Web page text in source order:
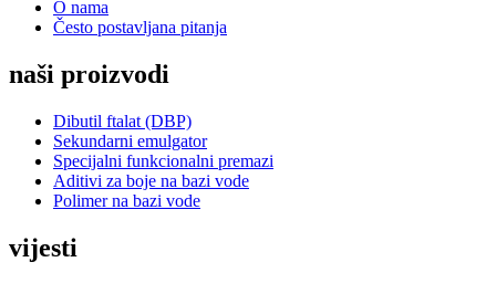
O nama
Često postavljana pitanja
naši proizvodi
Dibutil ftalat (DBP)
Sekundarni emulgator
Specijalni funkcionalni premazi
Aditivi za boje na bazi vode
Polimer na bazi vode
vijesti